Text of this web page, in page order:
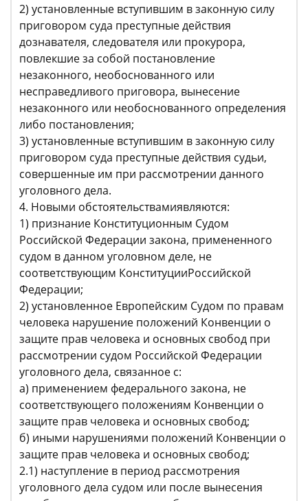
2) установленные вступившим в законную силу
приговором суда преступные действия
дознавателя, следователя или прокурора,
повлекшие за собой постановление
незаконного, необоснованного или
несправедливого приговора, вынесение
незаконного или необоснованного определения
либо постановления;
3) установленные вступившим в законную силу
приговором суда преступные действия судьи,
совершенные им при рассмотрении данного
уголовного дела.
4. Новыми обстоятельствамиявляются:
1) признание Конституционным Судом
Российской Федерации закона, примененного
судом в данном уголовном деле, не
соответствующим КонституцииРоссийской
Федерации;
2) установленное Европейским Судом по правам
человека нарушение положений Конвенции о
защите прав человека и основных свобод при
рассмотрении судом Российской Федерации
уголовного дела, связанное с:
а) применением федерального закона, не
соответствующего положениям Конвенции о
защите прав человека и основных свобод;
б) иными нарушениями положений Конвенции о
защите прав человека и основных свобод;
2.1) наступление в период рассмотрения
уголовного дела судом или после вынесения